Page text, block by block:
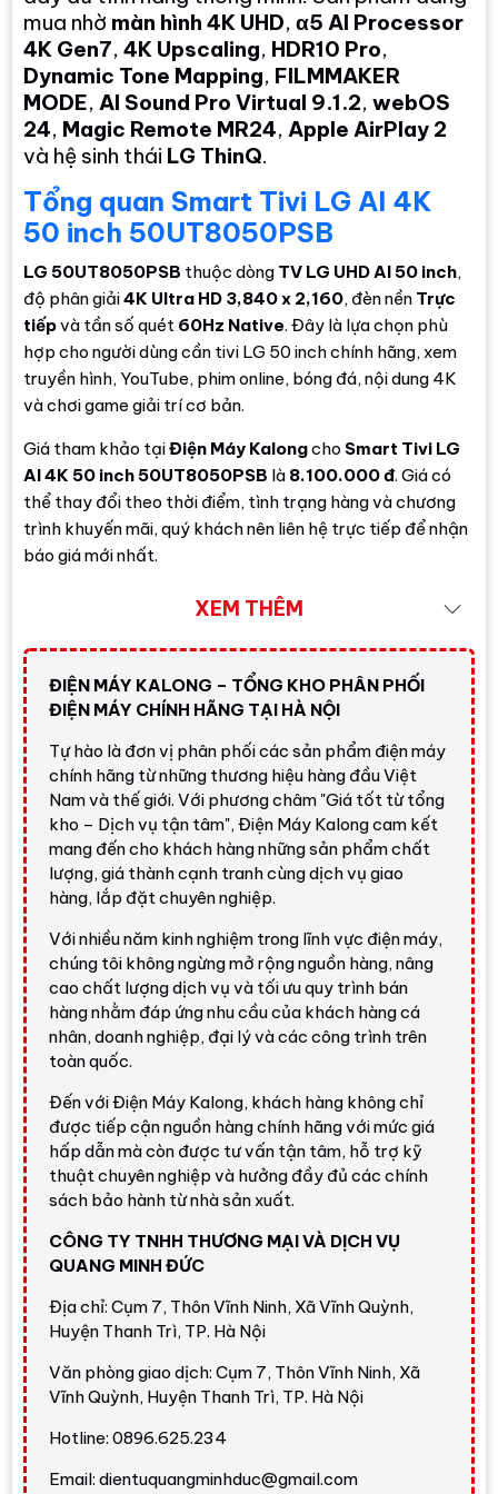
mua nhờ màn hình 4K UHD,α5 AI Processor
4K Gen7,4K Upscaling, HDR10 Pro,
Dynamic Tone Mapping, FILMMAKER
MODE, AI Sound Pro Virtual 9.1.2,webOS
24, Magic Remote MR24, Apple AirPlay 2
và hệ sinh thái LG ThinQ.
Tổng quan Smart Tivi LG AI 4K
50 inch 50UT8050PSB
LG 50UT8050PSB thuộc dòng TV LG UHD AI 50 inch,
độ phân giải4K Ultra HD 3,840 x 2,160, đèn nền Trực
tiếpvà tần số quét 60Hz Native. Đây là lựa chọn phù
hợp cho người dùng cần tivi LG 50 inch chính hãng, xem
truyền hình, YouTube, phim online, bóng đá, nội dung 4K
và chơi game giải trí cơ bản.
Giá tham khảo tạiĐiện Máy Kalongcho Smart Tivi LG
AI 4K 50 inch 50UT8050PSB là 8.100.000 đ. Giá có
thể thay đổi theo thời điểm, tình trạng hàng và chương
trình khuyến mãi, quý khách nên liên hệ trực tiếp để nhận
báo giá mới nhất.
Đánh giá nhanh từ Điện Máy
Nhận định nhanh về LG 50UT8050PSB
Smart Tivi LG AI 4K 50 inch 50UT8050PSBlà
lựa chọn đáng cân nhắc nếu bạn cần một chiếc tivi
LG 50 inch có giá tốt, giao diện dễ dùng, hỗ trợ
Magic Remote và đủ tính năng cho nhu cầu giải trí
gia đình. So với tivi Full HD hoặc 4K đời cũ, model
này nổi bật hơn nhờα5 AI Processor 4K Gen7
4K Upscaling,HDR10 Pro,Dynamic Tone
Mapping,AI Sound Provà hệ điều hànhwebOS
24.
Điểm mạnh:màn hình50 inch, độ phân giải 4K
UHD, đèn nền trực tiếp, bộ xử lý α5 AI Processor
4K Gen7, HDR10/HLG, HDR10 Pro, FILMMAKER
giả lập âm thanh vòm 9.1.2, loa 20W, Game
Optimizer, HGiG, ALLM, HDMI eARC, Apple
AirPlay 2, LG ThinQ và Magic Remote MR24.
Điểm cần cân nhắc:đây là dòng
phải NanoCell, QNED, Mini LED hay OLED. Tần số
quét60Hz Nativephù hợp xem phim, truyền hình,
bạn cần màu sắc cao hơn, độ tương phản tốt hơn
hoặc game tốc độ cao, nên cân nhắc các dòng
NanoCell, QNED, Mini LED hoặc OLED.
Thiết kế 50 inch gọn đẹp, dễ bố
trí trong gia đình
XEM THÊM
ĐIỆN MÁY KALONG – TỔNG KHO PHÂN PHỐI
ĐIỆN MÁY CHÍNH HÃNG TẠI HÀ NỘI
Tự hào là đơn vị phân phối các sản phẩm điện máy
chính hãng từ những thương hiệu hàng đầu Việt
Nam và thế giới. Với phương châm "Giá tốt từ tổng
kho – Dịch vụ tận tâm", Điện Máy Kalong cam kết
mang đến cho khách hàng những sản phẩm chất
lượng, giá thành cạnh tranh cùng dịch vụ giao
hàng, lắp đặt chuyên nghiệp.
Với nhiều năm kinh nghiệm trong lĩnh vực điện máy,
chúng tôi không ngừng mở rộng nguồn hàng, nâng
cao chất lượng dịch vụ và tối ưu quy trình bán
hàng nhằm đáp ứng nhu cầu của khách hàng cá
nhân, doanh nghiệp, đại lý và các công trình trên
toàn quốc.
Đến với Điện Máy Kalong, khách hàng không chỉ
được tiếp cận nguồn hàng chính hãng với mức giá
hấp dẫn mà còn được tư vấn tận tâm, hỗ trợ kỹ
thuật chuyên nghiệp và hưởng đầy đủ các chính
sách bảo hành từ nhà sản xuất.
CÔNG TY TNHH THƯƠNG MẠI VÀ DỊCH VỤ
QUANG MINH ĐỨC
Địa chỉ: Cụm 7, Thôn Vĩnh Ninh, Xã Vĩnh Quỳnh,
Huyện Thanh Trì, TP. Hà Nội
Văn phòng giao dịch: Cụm 7, Thôn Vĩnh Ninh, Xã
Vĩnh Quỳnh, Huyện Thanh Trì, TP. Hà Nội
Hotline: 0896.625.234
Email: dientuquangminhduc@gmail.com